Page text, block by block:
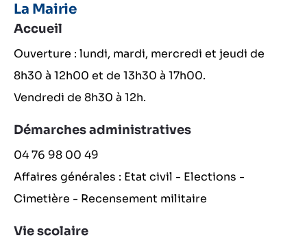
La Mairie
Accueil
Ouverture : lundi, mardi, mercredi et jeudi de
8h30 à 12h00 et de 13h30 à 17h00.
Vendredi de 8h30 à 12h.
Démarches administratives
04 76 98 00 49
Affaires générales : Etat civil - Elections -
Cimetière - Recensement militaire
Vie scolaire